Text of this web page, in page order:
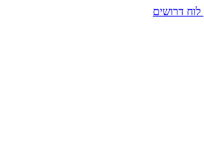
לוח דרושים